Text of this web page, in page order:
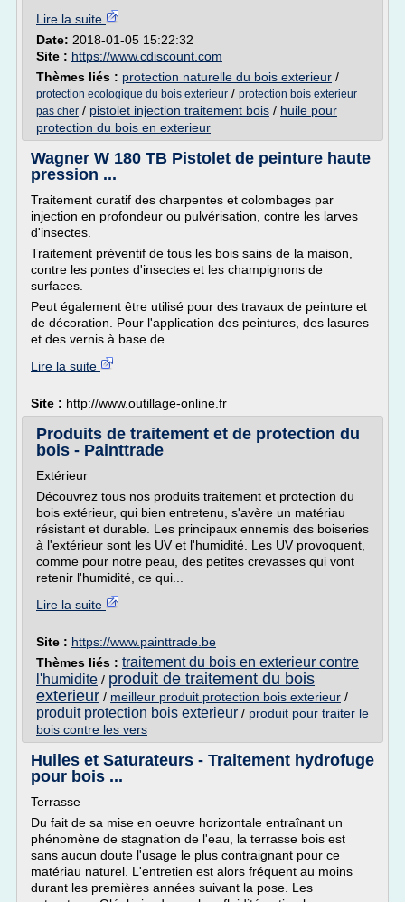
Lire la suite
Date: 2018-01-05 15:22:32
Site : https://www.cdiscount.com
Thèmes liés : protection naturelle du bois exterieur /
protection ecologique du bois exterieur / protection bois exterieur
pas cher / pistolet injection traitement bois / huile pour
protection du bois en exterieur
Wagner W 180 TB Pistolet de peinture haute
pression ...
Traitement curatif des charpentes et colombages par
injection en profondeur ou pulvérisation, contre les larves
d'insectes.
Traitement préventif de tous les bois sains de la maison,
contre les pontes d'insectes et les champignons de
surfaces.
Peut également être utilisé pour des travaux de peinture et
de décoration. Pour l'application des peintures, des lasures
et des vernis à base de...
Lire la suite
Site : http://www.outillage-online.fr
Produits de traitement et de protection du
bois - Painttrade
Extérieur
Découvrez tous nos produits traitement et protection du
bois extérieur, qui bien entretenu, s'avère un matériau
résistant et durable. Les principaux ennemis des boiseries
à l'extérieur sont les UV et l'humidité. Les UV provoquent,
comme pour notre peau, des petites crevasses qui vont
retenir l'humidité, ce qui...
Lire la suite
Site : https://www.painttrade.be
Thèmes liés : traitement du bois en exterieur contre
l'humidite / produit de traitement du bois
exterieur / meilleur produit protection bois exterieur /
produit protection bois exterieur / produit pour traiter le
bois contre les vers
Huiles et Saturateurs - Traitement hydrofuge
pour bois ...
Terrasse
Du fait de sa mise en oeuvre horizontale entraînant un
phénomène de stagnation de l'eau, la terrasse bois est
sans aucun doute l'usage le plus contraignant pour ce
matériau naturel. L'entretien est alors fréquent au moins
durant les premières années suivant la pose. Les